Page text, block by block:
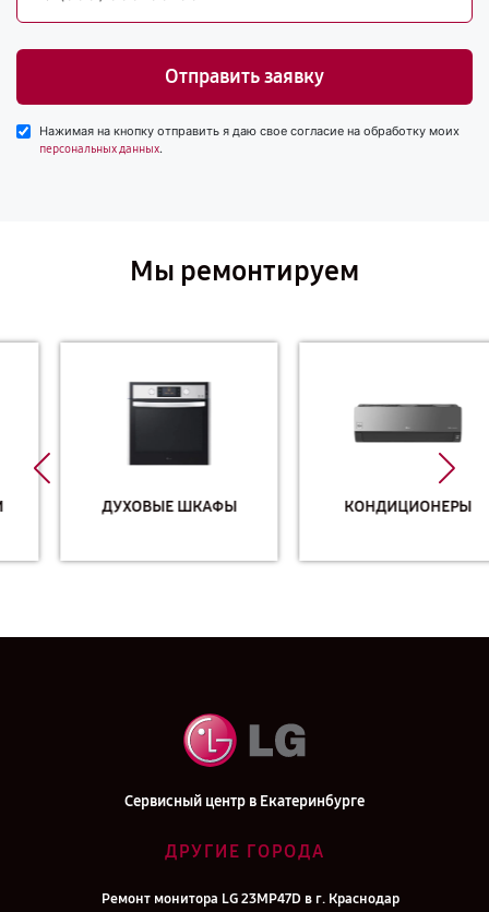
Отправить заявку
Нажимая на кнопку отправить я даю свое согласие на обработку моих
персональных данных.
Мы ремонтируем
ДУХОВЫЕ ШКАФЫ КОНДИЦИОНЕРЫ
Сервисный центр в Екатеринбурге
ДРУГИЕ ГОРОДА
Ремонт монитора LG 23MP47D в г. Краснодар